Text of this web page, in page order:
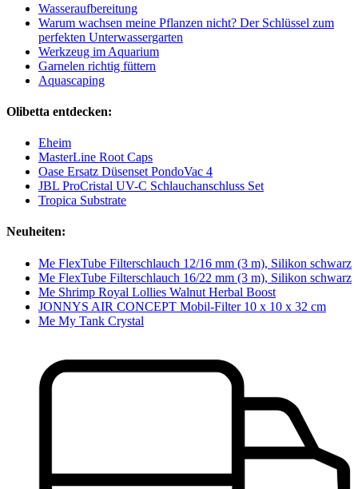
Wasseraufbereitung
Warum wachsen meine Pflanzen nicht? Der Schlüssel zum
perfekten Unterwassergarten
Werkzeug im Aquarium
Garnelen richtig füttern
Aquascaping
Olibetta entdecken:
Eheim
MasterLine Root Caps
Oase Ersatz Düsenset PondoVac 4
JBL ProCristal UV-C Schlauchanschluss Set
Tropica Substrate
Neuheiten:
Me FlexTube Filterschlauch 12/16 mm (3 m), Silikon schwarz
Me FlexTube Filterschlauch 16/22 mm (3 m), Silikon schwarz
Me Shrimp Royal Lollies Walnut Herbal Boost
JONNYS AIR CONCEPT Mobil-Filter 10 x 10 x 32 cm
Me My Tank Crystal